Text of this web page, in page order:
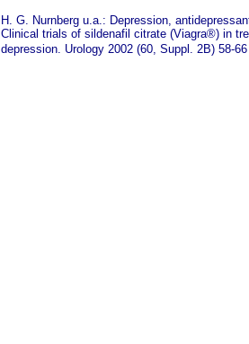
H. G. Nurnberg u.a.: Depression,
Clinical trials of sildenafil citrate (Viagra®) in
depression. Urology 2002 (60, Suppl. 2B) 58-66